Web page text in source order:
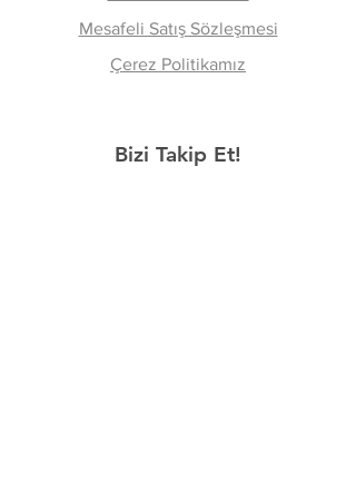
Mesafeli Satış Sözleşmesi
Çerez Politikamız
Bizi Takip Et!